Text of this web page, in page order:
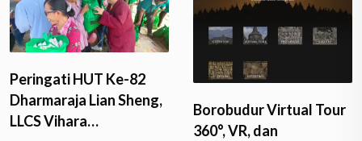
Peringati HUT Ke-82
Dharmaraja Lian Sheng,
LLCS Vihara…
Borobudur Virtual Tour
360°, VR, dan